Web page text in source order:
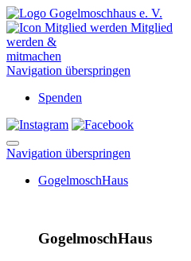
Mitglied
werden &
mitmachen
Navigation überspringen
Spenden
Navigation überspringen
GogelmoschHaus
GogelmoschHaus